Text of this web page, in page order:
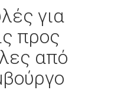
για
προς
από